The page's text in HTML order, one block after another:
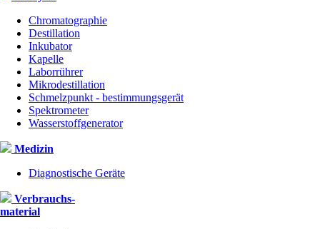
Chromatographie
Destillation
Inkubator
Kapelle
Laborrührer
Mikrodestillation
Schmelzpunkt - bestimmungsgerät
Spektrometer
Wasserstoffgenerator
Medizin
Diagnostische Geräte
Verbrauchs-
material